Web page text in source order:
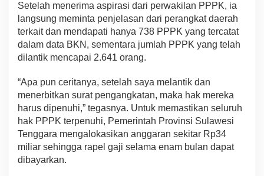
Setelah menerima aspirasi dari perwakilan PPPK, ia
langsung meminta penjelasan dari perangkat daerah
terkait dan mendapati hanya 738 PPPK yang tercatat
dalam data BKN, sementara jumlah PPPK yang telah
dilantik mencapai 2.641 orang.
“Apa pun ceritanya, setelah saya melantik dan
menerbitkan surat pengangkatan, maka hak mereka
harus dipenuhi,” tegasnya. Untuk memastikan seluruh
hak PPPK terpenuhi, Pemerintah Provinsi Sulawesi
Tenggara mengalokasikan anggaran sekitar Rp34
miliar sehingga rapel gaji selama enam bulan dapat
dibayarkan.